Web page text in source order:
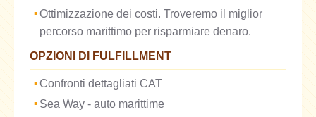
Ottimizzazione dei costi. Troveremo il miglior
percorso marittimo per risparmiare denaro.
OPZIONI DI FULFILLMENT
Confronti dettagliati CAT
Sea Way - auto marittime